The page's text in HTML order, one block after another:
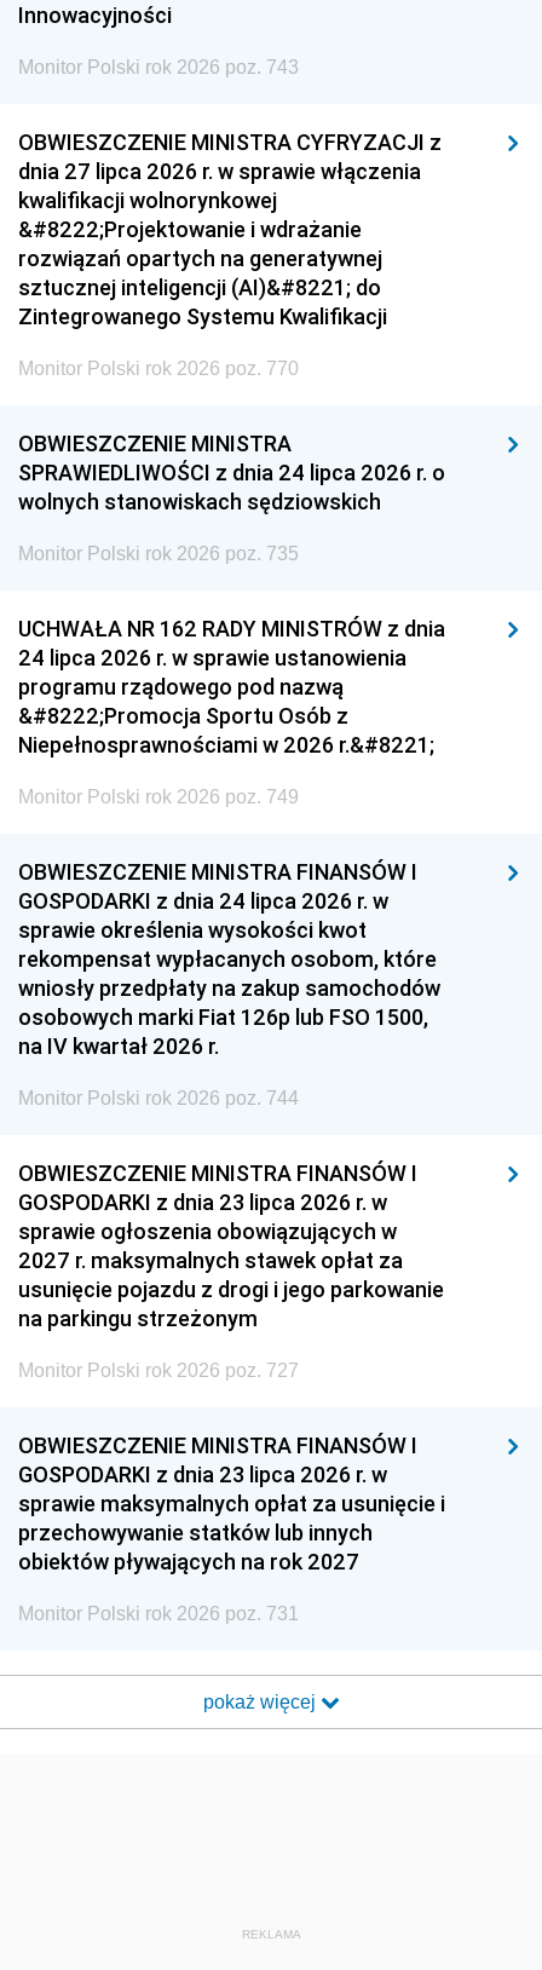
Innowacyjności
Monitor Polski rok 2026 poz. 743
OBWIESZCZENIE MINISTRA CYFRYZACJI z
dnia 27 lipca 2026 r. w sprawie włączenia
kwalifikacji wolnorynkowej
&#8222;Projektowanie i wdrażanie
rozwiązań opartych na generatywnej
sztucznej inteligencji (AI)&#8221; do
Zintegrowanego Systemu Kwalifikacji
Monitor Polski rok 2026 poz. 770
OBWIESZCZENIE MINISTRA
SPRAWIEDLIWOŚCI z dnia 24 lipca 2026 r. o
wolnych stanowiskach sędziowskich
Monitor Polski rok 2026 poz. 735
UCHWAŁA NR 162 RADY MINISTRÓW z dnia
24 lipca 2026 r. w sprawie ustanowienia
programu rządowego pod nazwą
&#8222;Promocja Sportu Osób z
Niepełnosprawnościami w 2026 r.&#8221;
Monitor Polski rok 2026 poz. 749
OBWIESZCZENIE MINISTRA FINANSÓW I
GOSPODARKI z dnia 24 lipca 2026 r. w
sprawie określenia wysokości kwot
rekompensat wypłacanych osobom, które
wniosły przedpłaty na zakup samochodów
osobowych marki Fiat 126p lub FSO 1500,
na IV kwartał 2026 r.
Monitor Polski rok 2026 poz. 744
OBWIESZCZENIE MINISTRA FINANSÓW I
GOSPODARKI z dnia 23 lipca 2026 r. w
sprawie ogłoszenia obowiązujących w
2027 r. maksymalnych stawek opłat za
usunięcie pojazdu z drogi i jego parkowanie
na parkingu strzeżonym
Monitor Polski rok 2026 poz. 727
OBWIESZCZENIE MINISTRA FINANSÓW I
GOSPODARKI z dnia 23 lipca 2026 r. w
sprawie maksymalnych opłat za usunięcie i
przechowywanie statków lub innych
obiektów pływających na rok 2027
Monitor Polski rok 2026 poz. 731
pokaż więcej
REKLAMA